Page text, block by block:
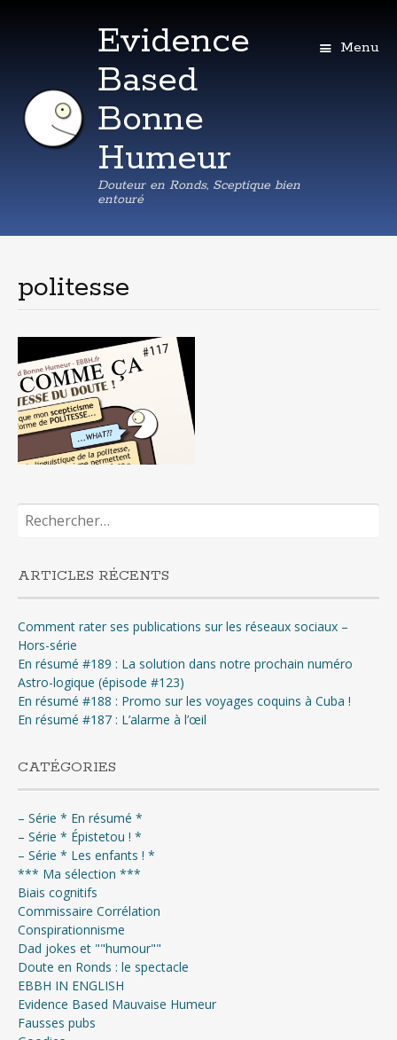
Evidence
Based
Bonne
Humeur
Douteur en Ronds, Sceptique bien
entouré
Menu
principal
politesse
Rechercher :
ARTICLES RÉCENTS
Comment rater ses publications sur les réseaux sociaux –
Hors-série
En résumé #189 : La solution dans notre prochain numéro
Astro-logique (épisode #123)
En résumé #188 : Promo sur les voyages coquins à Cuba !
En résumé #187 : L’alarme à l’œil
CATÉGORIES
– Série * En résumé *
– Série * Épistetou ! *
– Série * Les enfants ! *
*** Ma sélection ***
Biais cognitifs
Commissaire Corrélation
Conspirationnisme
Dad jokes et ""humour""
Doute en Ronds : le spectacle
EBBH IN ENGLISH
Evidence Based Mauvaise Humeur
Fausses pubs